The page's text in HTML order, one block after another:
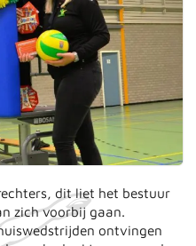
dit liet het bestuur
zich voorbij gaan.
ontvingen